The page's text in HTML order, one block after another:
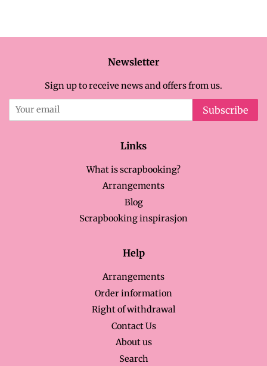
Newsletter
Sign up to receive news and offers from us.
Subscribe
Links
What is scrapbooking?
Arrangements
Blog
Scrapbooking inspirasjon
Help
Arrangements
Order information
Right of withdrawal
Contact Us
About us
Search